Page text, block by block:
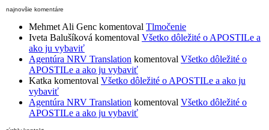
najnovšie komentáre
Mehmet Ali Genc komentoval Tlmočenie
Iveta Balušíková komentoval Všetko dôležité o APOSTILe a
ako ju vybaviť
Agentúra NRV Translation komentoval Všetko dôležité o
APOSTILe a ako ju vybaviť
Katka komentoval Všetko dôležité o APOSTILe a ako ju
vybaviť
Agentúra NRV Translation komentoval Všetko dôležité o
APOSTILe a ako ju vybaviť